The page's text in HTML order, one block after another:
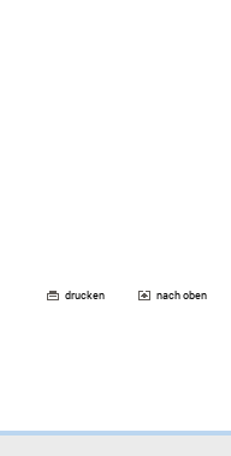
drucken nach oben